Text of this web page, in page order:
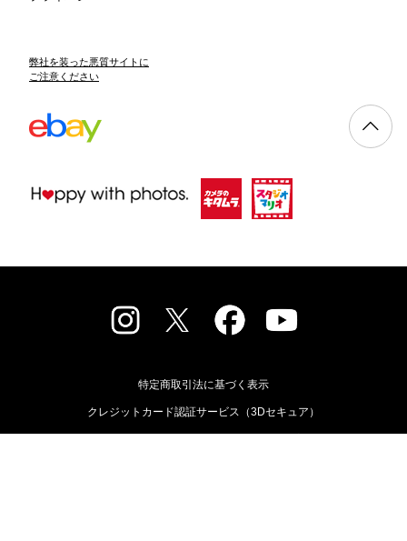
弊社を装った悪質サイトに
ご注意ください
特定商取引法に基づく表示
クレジットカード認証サービス（3Dセキュア）